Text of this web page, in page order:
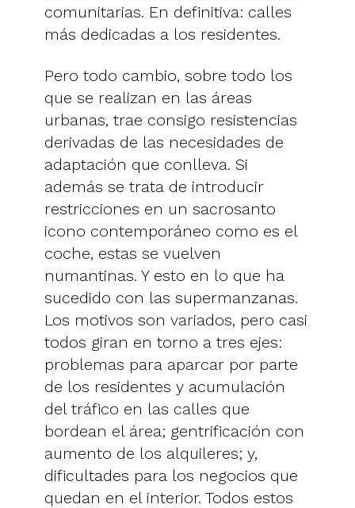
comunitarias. En definitiva: calles
más dedicadas a los residentes.
Pero todo cambio, sobre todo los
que se realizan en las áreas
urbanas, trae consigo resistencias
derivadas de las necesidades de
adaptación que conlleva. Si
además se trata de introducir
restricciones en un sacrosanto
icono contemporáneo como es el
coche, estas se vuelven
numantinas. Y esto en lo que ha
sucedido con las supermanzanas.
Los motivos son variados, pero casi
todos giran en torno a tres ejes:
problemas para aparcar por parte
de los residentes y acumulación
del tráfico en las calles que
bordean el área; gentrificación con
aumento de los alquileres; y,
dificultades para los negocios que
quedan en el interior. Todos estos